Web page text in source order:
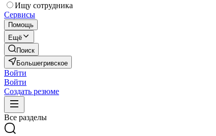
Ищу сотрудника
Сервисы
Помощь
Ещё
Поиск
Большегривское
Войти
Войти
Создать резюме
Все разделы